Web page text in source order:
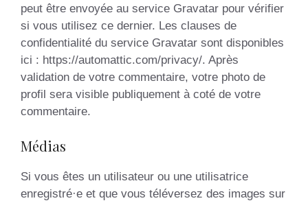
peut être envoyée au service Gravatar pour vérifier
si vous utilisez ce dernier. Les clauses de
confidentialité du service Gravatar sont disponibles
ici : https://automattic.com/privacy/. Après
validation de votre commentaire, votre photo de
profil sera visible publiquement à coté de votre
commentaire.
Médias
Si vous êtes un utilisateur ou une utilisatrice
enregistré·e et que vous téléversez des images sur